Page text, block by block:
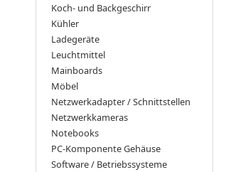
Koch- und Backgeschirr
Kühler
Ladegeräte
Leuchtmittel
Mainboards
Möbel
Netzwerkadapter / Schnittstellen
Netzwerkkameras
Notebooks
PC-Komponente Gehäuse
Software / Betriebssysteme